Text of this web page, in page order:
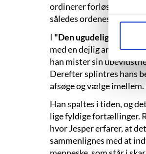
ordinerer forløsende
således ordenes kraft –
I "Den ugudelige farce"
med en dejlig
han mister sin
Derefter splintres hans
afsøge og vælge
Han spaltes i tiden, og
lige fyldige fortællinger.
hvor Jesper erfarer, at
sammenlignes med at